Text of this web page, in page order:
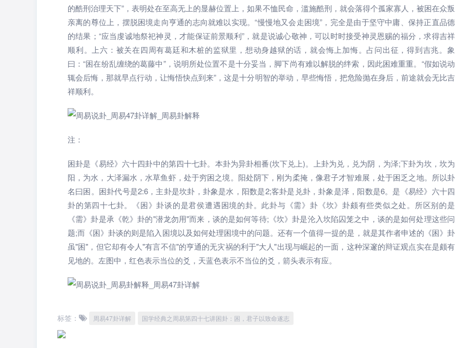
的酷刑治理天下”，表明处在至高无上的显赫位置上，如果不恤民命，滥施酷刑，就会落得个孤家寡人，被困在众叛
亲离的尊位上，摆脱困境走向亨通的志向就难以实现。“慢慢地又会走困境”，完全是由于坚守中庸、保持正直品德
的结果；“应当虔诚地祭祀神灵，才能保证前景顺利”，就是说诚心敬神，可以时时接受神灵恩赐的福分，求得吉祥
顺利。上六：被关在四周有葛廷和木桩的监狱里，想动身越狱的话，就会悔上加悔。占问出征，得到吉兆。象
曰：“困在纷乱缠绕的葛藤中”，说明所处位置不是十分妥当，脚下尚有难以解脱的绊索，因此困难重重。“假如说动
辄会后悔，那就早点行动，让悔悟快点到来”，这是十分明智的举动，早些悔悟，把危险抛在身后，前途就会无比吉
祥顺利。
注：
困卦是《易经》六十四卦中的第四十七卦。本卦为异卦相番(坎下兑上)。上卦为兑，兑为阴，为泽;下卦为坎，坎为
阳，为水，大泽漏水，水草鱼虾，处于穷困之境。阳处阴下，刚为柔掩，像君子才智难展，处于困乏之地。所以卦
名曰困。困卦代号是2:6，主卦是坎卦，卦象是水，阳数是2;客卦是兑卦，卦象是泽，阳数是6。是《易经》六十四
卦的第四十七卦。《困》卦谈的是君侯遭遇困境的卦。此卦与《需》卦《坎》卦颇有些类似之处。所区别的是
《需》卦是承《乾》卦的"潜龙勿用"而来，谈的是如何等待;《坎》卦是沦入坎陷囚笼之中，谈的是如何处理这些问
题;而《困》卦谈的则是陷入困境以及如何处理困境中的问题。还有一个值得一提的是，就是其作者申述的《困》卦
虽"困"，但它却有令人"有言不信"的亨通的无灾祸的利于"大人"出现与崛起的一面，这种深邃的辩证观点实在是颇有
见地的。左图中，红色表示当位的爻，天蓝色表示不当位的爻，箭头表示有应。
标签： 周易47卦详解 国学经典之周易第四十七讲困卦：困，君子以致命遂志